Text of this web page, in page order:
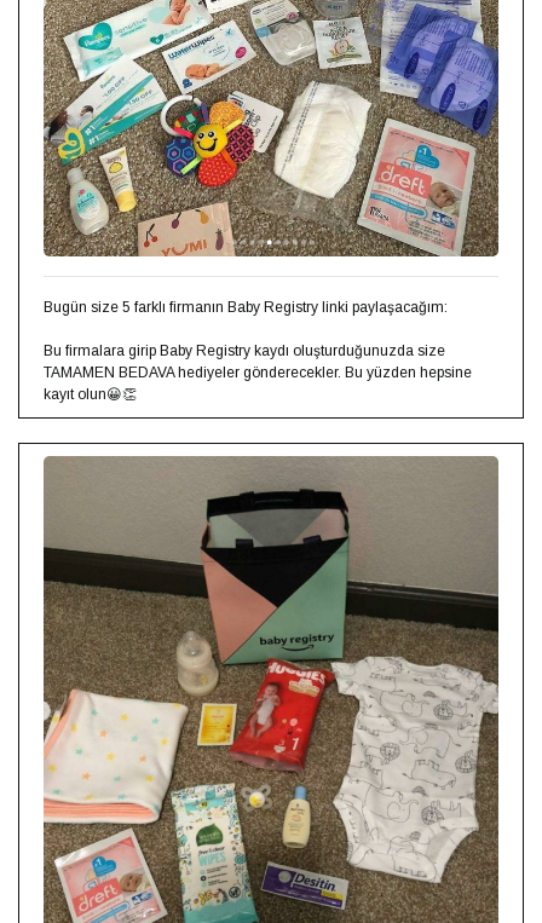
Bugün size 5 farklı firmanın Baby Registry linki paylaşacağım:⁣⁣
Bu firmalara girip Baby Registry kaydı oluşturduğunuzda size
TAMAMEN BEDAVA hediyeler gönderecekler. Bu yüzden hepsine
kayıt olun😀👏⁣